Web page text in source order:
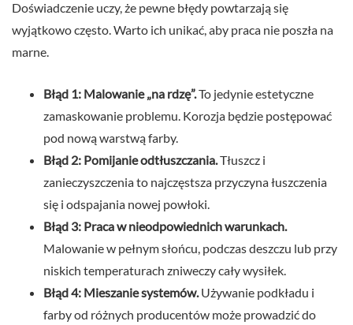
Doświadczenie uczy, że pewne błędy powtarzają się
wyjątkowo często. Warto ich unikać, aby praca nie poszła na
marne.
Błąd 1: Malowanie „na rdzę”.To jedynie estetyczne
zamaskowanie problemu. Korozja będzie postępować
pod nową warstwą farby.
Błąd 2: Pomijanie odtłuszczania.Tłuszcz i
zanieczyszczenia to najczęstsza przyczyna łuszczenia
się i odspajania nowej powłoki.
Błąd 3: Praca w nieodpowiednich warunkach.
Malowanie w pełnym słońcu, podczas deszczu lub przy
niskich temperaturach zniweczy cały wysiłek.
Błąd 4: Mieszanie systemów. Używanie podkładu i
farby od różnych producentów może prowadzić do